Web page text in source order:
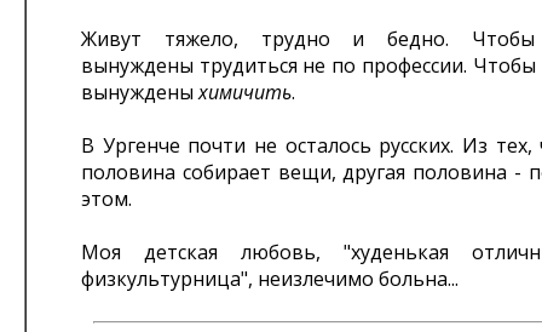
Живут тяжело, трудно и бедно. Чтобы
вынуждены трудиться не по профессии.
вынужденыхимичить.
В Ургенче почти не осталось русских. Из тех,
половина собирает вещи, другая половина -
этом.
Моя детская любовь, "худенькая
физкультурница", неизлечимо больна...